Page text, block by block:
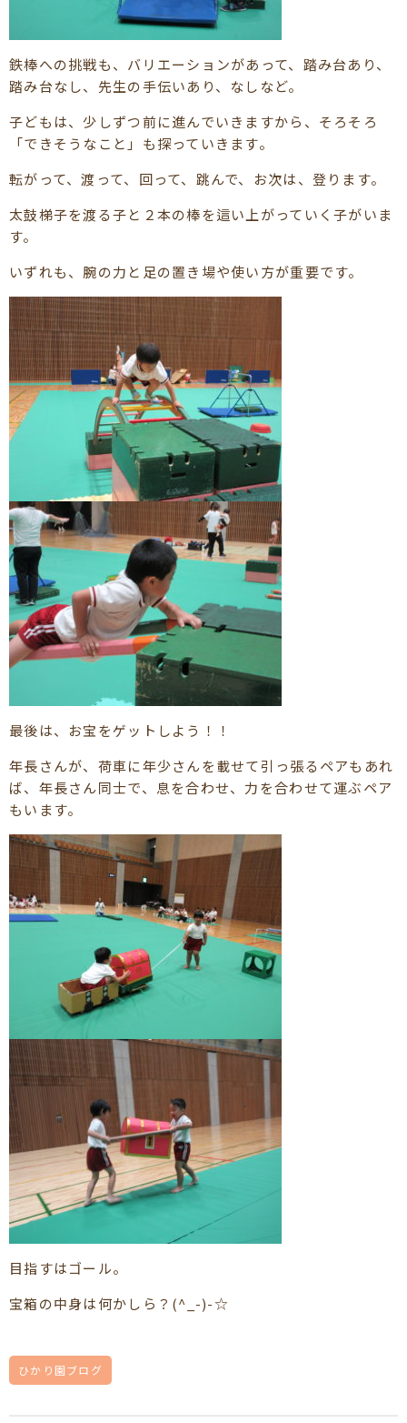
鉄棒への挑戦も、バリエーションがあって、踏み台あり、
踏み台なし、先生の手伝いあり、なしなど。
子どもは、少しずつ前に進んでいきますから、そろそろ
「できそうなこと」も探っていきます。
転がって、渡って、回って、跳んで、お次は、登ります。
太鼓梯子を渡る子と２本の棒を這い上がっていく子がいま
す。
いずれも、腕の力と足の置き場や使い方が重要です。
最後は、お宝をゲットしよう！！
年長さんが、荷車に年少さんを載せて引っ張るペアもあれ
ば、年長さん同士で、息を合わせ、力を合わせて運ぶペア
もいます。
目指すはゴール。
宝箱の中身は何かしら？(^_-)-☆
ひかり園ブログ